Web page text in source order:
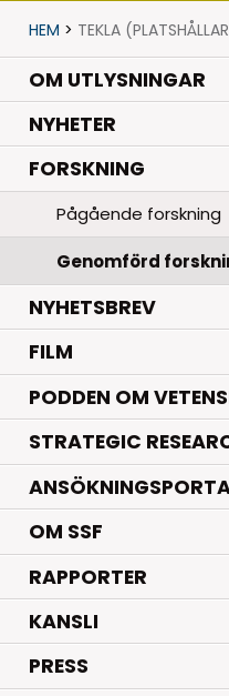
HEM > TEKLA
OM UTLYSNINGAR
NYHETER.
FORSKNING.
Pågående forskning
Genomförd
NYHETSBREV
FILM
PODDEN OM
STRATEGIC
OM SSF
RAPPORTER
KANSLI
PRESS